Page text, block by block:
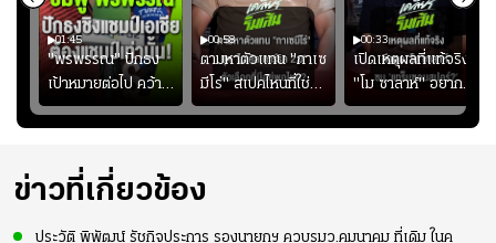
01:45
"พรพรรณ" ปักธง
เป้าหมายต่อไป คว้า
แชมป์ชิงแชมป์
เอเชีย เพื่อตั๋ว
00:58
ตามหาตัวแทน "กาเซ
มีโร่" สเปคไหนที่ใช่
สำหรับแมนยูยุค
"คาร์ริค 2.0"?
00:33
เปิดเหตุผลที่แท้จริงที่
"โม ซาลาห์" อยาก
ย้ายซบ "แทร็บซอนส
ปอร์"
ข่าวที่เกี่ยวข้อง
ประวัติ พิพัฒน์ รัชกิจประการ รองนายกฯ ควบรมว.คมนาคม ที่เดิม ในค